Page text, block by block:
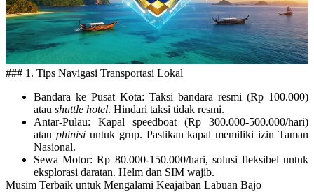
### 1. Tips Navigasi Transportasi Lokal
Bandara ke Pusat Kota: Taksi bandara resmi (Rp 100.000)
atau shuttle hotel. Hindari taksi tidak resmi.
Antar-Pulau: Kapal speedboat (Rp 300.000-500.000/hari)
atau phinisiuntuk grup. Pastikan kapal memiliki izin Taman
Nasional.
Sewa Motor: Rp 80.000-150.000/hari, solusi fleksibel untuk
eksplorasi daratan. Helm dan SIM wajib.
Musim Terbaik untuk Mengalami Keajaiban Labuan Bajo